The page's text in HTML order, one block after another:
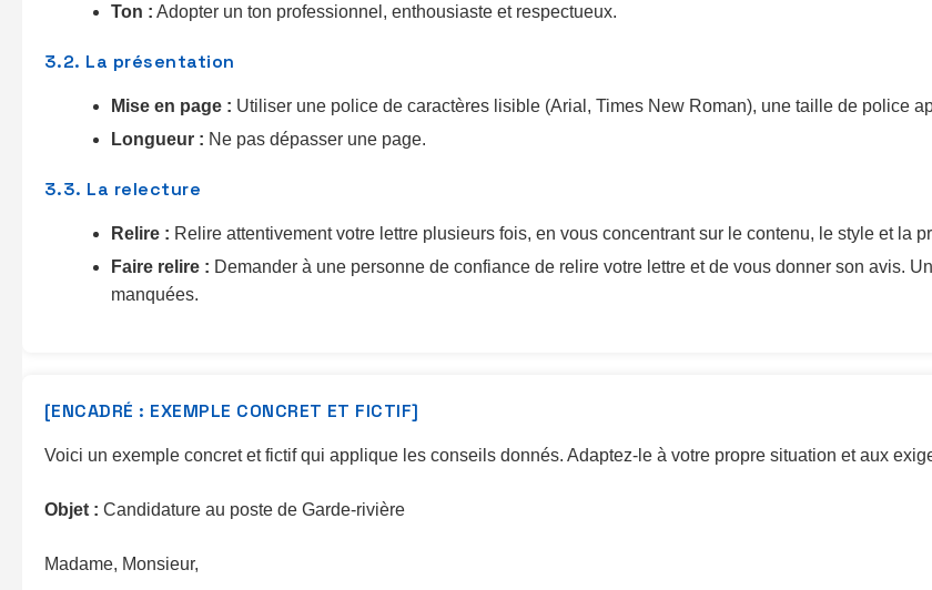
Ton : Adopter un ton professionnel, enthousiaste et respectueux.
3.2. La présentation
Mise en page : Utiliser une police de caractères lisible (Arial, Times New Roman), une taille de police
Longueur : Ne pas dépasser une page.
3.3. La relecture
Relire : Relire attentivement votre lettre plusieurs fois, en vous concentrant sur le contenu, le style et la
Faire relire : Demander à une personne de confiance de relire votre lettre et de vous donner son avis.
manquées.
[ENCADRÉ : EXEMPLE CONCRET ET FICTIF]
Voici un exemple concret et fictif qui applique les conseils donnés. Adaptez-le à votre propre situation et aux
Objet : Candidature au poste de Garde-rivière
Madame, Monsieur,